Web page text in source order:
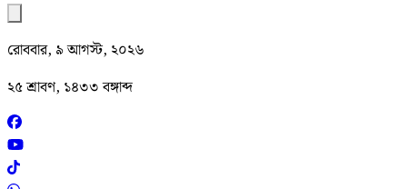
রোববার, ৯ আগস্ট, ২০২৬
২৫ শ্রাবণ, ১৪৩৩ বঙ্গাব্দ